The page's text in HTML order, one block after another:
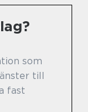
som
till
fast